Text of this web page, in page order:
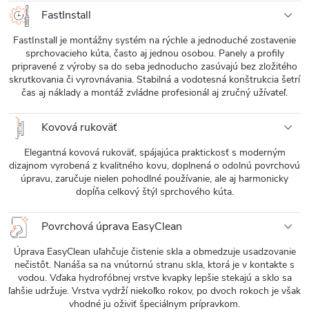
FastInstall
FastInstall je montážny systém na rýchle a jednoduché zostavenie
sprchovacieho kúta, často aj jednou osobou. Panely a profily
pripravené z výroby sa do seba jednoducho zasúvajú bez zložitého
skrutkovania či vyrovnávania. Stabilná a vodotesná konštrukcia šetrí
čas aj náklady a montáž zvládne profesionál aj zručný užívateľ.
Kovová rukoväť
Elegantná kovová rukoväť, spájajúca praktickosť s moderným
dizajnom vyrobená z kvalitného kovu, doplnená o odolnú povrchovú
úpravu, zaručuje nielen pohodlné používanie, ale aj harmonicky
dopĺňa celkový štýl sprchového kúta.
Povrchová úprava EasyClean
Úprava EasyClean uľahčuje čistenie skla a obmedzuje usadzovanie
nečistôt. Nanáša sa na vnútornú stranu skla, ktorá je v kontakte s
vodou. Vďaka hydrofóbnej vrstve kvapky lepšie stekajú a sklo sa
ľahšie udržuje. Vrstva vydrží niekoľko rokov, po dvoch rokoch je však
vhodné ju oživiť špeciálnym prípravkom.